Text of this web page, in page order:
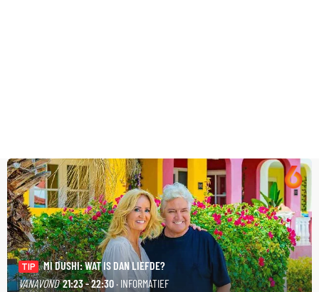
TIP
MI DUSHI: WAT IS DAN LIEFDE?
VANAVOND 21:23 - 22:30 · INFORMATIEF